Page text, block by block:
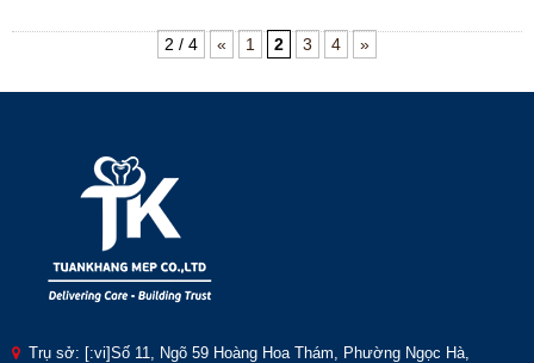
2 / 4 « 1 2 3 4 »
Trụ sở: [:vi]Số 11, Ngõ 59 Hoàng Hoa Thám, Phường Ngọc Hà,